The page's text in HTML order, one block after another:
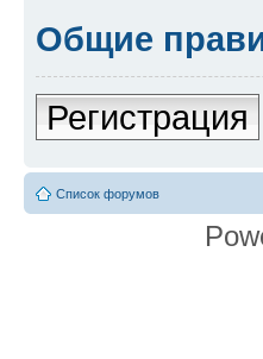
Общие
Регистрация
Список форумов